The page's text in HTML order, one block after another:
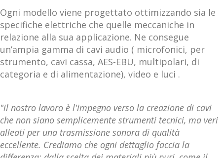
Ogni modello viene progettato ottimizzando sia le
specifiche elettriche che quelle meccaniche in
relazione alla sua applicazione. Ne consegue
un’ampia gamma di cavi audio ( microfonici, per
strumento, cavi cassa, AES-EBU, multipolari, di
categoria e di alimentazione), video e luci .
"il nostro lavoro è l'impegno verso la creazione di cavi
che non siano semplicemente strumenti tecnici, ma veri
alleati per una trasmissione sonora di qualità
eccellente. Crediamo che ogni dettaglio faccia la